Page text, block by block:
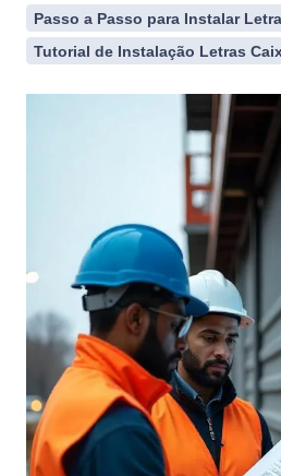
Passo a Passo para Instalar
Tutorial de Instalação Letras